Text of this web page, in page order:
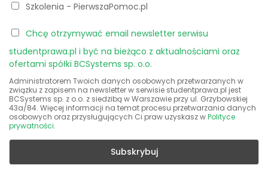
Szkolenia - PierwszaPomoc.pl
Chcę otrzymywać email newsletter serwisu
studentprawa.pl i być na bieżąco z aktualnościami oraz
ofertami spółki BCSystems sp. o.o.
Administratorem Twoich danych osobowych przetwarzanych w
związku z zapisem na newsletter w serwisie studentprawa.pl jest
BCSystems sp. z o.o. z siedzibą w Warszawie przy ul. Grzybowskiej
43a/84. Więcej informacji na temat procesu przetwarzania danych
osobowych oraz przysługujących Ci praw uzyskasz wPolityce
prywatności.